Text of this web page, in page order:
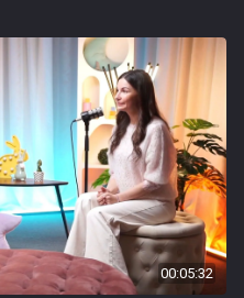
00:05:32